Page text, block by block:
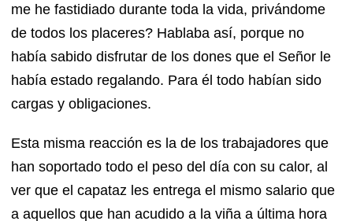
me he fastidiado durante toda la vida, privándome
de todos los placeres? Hablaba así, porque no
había sabido disfrutar de los dones que el Señor le
había estado regalando. Para él todo habían sido
cargas y obligaciones.
Esta misma reacción es la de los trabajadores que
han soportado todo el peso del día con su calor, al
ver que el capataz les entrega el mismo salario que
a aquellos que han acudido a la viña a última hora